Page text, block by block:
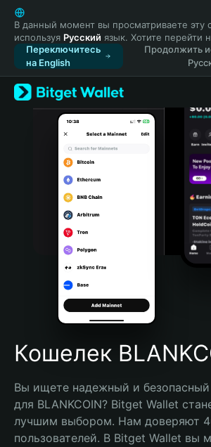
English
日本語
Tiếng Việt
Русский
Español (Latinoamérica)
Türkçe
Italiano
Português (Portugal)
Bahasa Indonesia
Português (Brasil)
Español (Argentina)
В данный момент вы просматриваете эту
используя Русский язык. Хотите перейти
Переключитесь
на English
Продолжить
Кошелек
Вы ищете надежный и
для BLANKCOIN? Bitget Wallet
лучшим выбором. Нам доверяют
пользователей. В Bitget Wallet вы